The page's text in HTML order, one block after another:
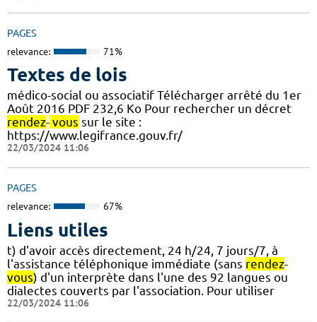
PAGES
relevance: 71%
Textes de lois
médico-social ou associatif Télécharger arrêté du 1er
Août 2016 PDF 232,6 Ko Pour rechercher un décret
rendez- vous sur le site :
https://www.legifrance.gouv.fr/
22/03/2024 11:06
PAGES
relevance: 67%
Liens utiles
t) d'avoir accès directement, 24 h/24, 7 jours/7, à
l'assistance téléphonique immédiate (sans rendez-
vous) d'un interprète dans l'une des 92 langues ou
dialectes couverts par l'association. Pour utiliser
22/03/2024 11:06